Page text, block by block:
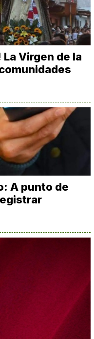
Virgen de la
A punto de